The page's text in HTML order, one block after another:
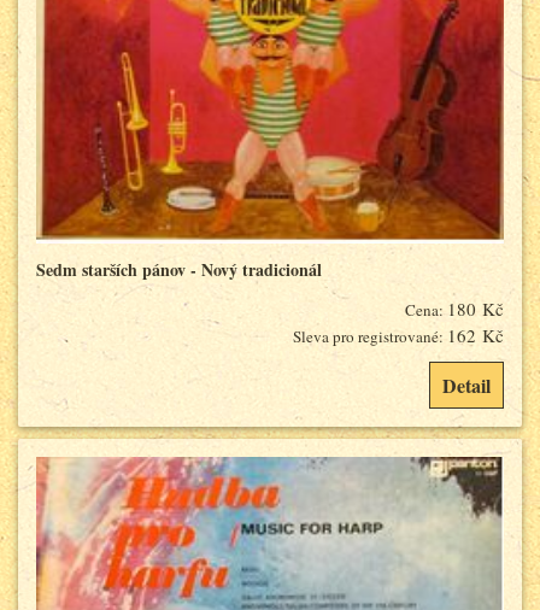
Sedm starších pánov - Nový tradicionál
Cena: 180 Kč
Sleva pro registrované: 162 Kč
Detail